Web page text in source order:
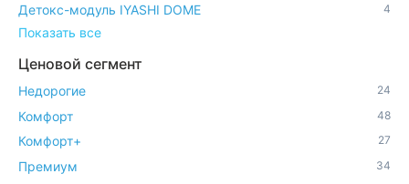
Детокс-модуль IYASHI DOME 4
Показать все
Ценовой сегмент
Недорогие 24
Комфорт 48
Комфорт+ 27
Премиум 34